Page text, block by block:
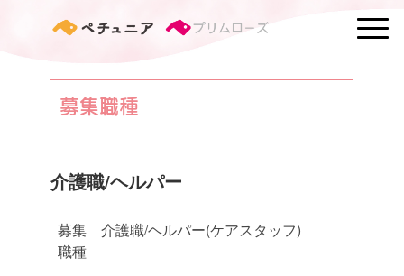
募集職種
介護職/ヘルパー
募集
職種
介護職/ヘルパー(ケアスタッフ)